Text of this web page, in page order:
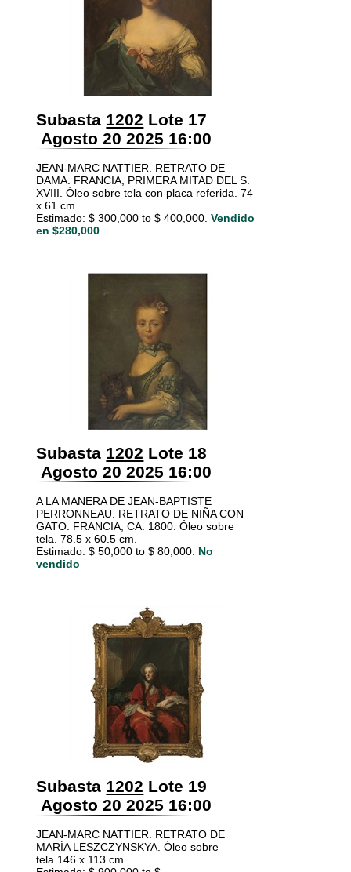
Subasta 1202 Lote 17
Agosto 20 2025 16:00
JEAN-MARC NATTIER. RETRATO DE
DAMA. FRANCIA, PRIMERA MITAD DEL S.
XVIII. Óleo sobre tela con placa referida. 74
x 61 cm.
Estimado: $ 300,000 to $ 400,000. Vendido
en $280,000
Subasta 1202 Lote 18
Agosto 20 2025 16:00
A LA MANERA DE JEAN-BAPTISTE
PERRONNEAU. RETRATO DE NIÑA CON
GATO. FRANCIA, CA. 1800. Óleo sobre
tela. 78.5 x 60.5 cm.
Estimado: $ 50,000 to $ 80,000. No
vendido
Subasta 1202 Lote 19
Agosto 20 2025 16:00
JEAN-MARC NATTIER. RETRATO DE
MARÍA LESZCZYNSKYA. Óleo sobre
tela.146 x 113 cm